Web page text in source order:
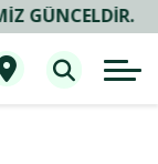
GÜNCELDIR.